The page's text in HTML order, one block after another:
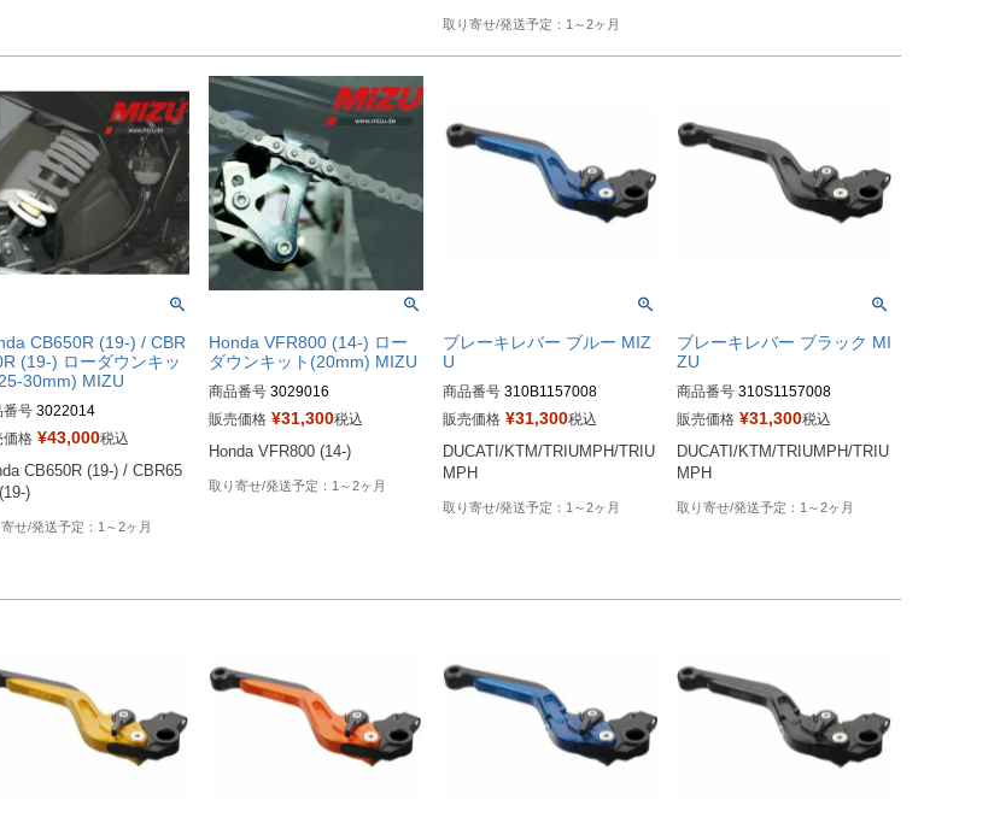
1～2ヶ月
CB650R (19-) / CBR
(19-) ローダウンキッ
30mm) MIZU
番号 3022014
価格 ¥43,000税込
CB650R (19-) / CBR65
)
1～2ヶ月
Honda VFR800 (14-) ロー
ダウンキット(20mm) MIZU
商品番号 3029016
販売価格 ¥31,300税込
Honda VFR800 (14-)
1～2ヶ月
ブレーキレバー ブルー MIZ
U
商品番号 310B1157008
販売価格 ¥31,300税込
DUCATI/KTM/TRIUMPH/TRIU
MPH
1～2ヶ月
ブレーキレバー ブラック MI
ZU
商品番号 310S1157008
販売価格 ¥31,300税込
DUCATI/KTM/TRIUMPH/TRIU
MPH
1～2ヶ月